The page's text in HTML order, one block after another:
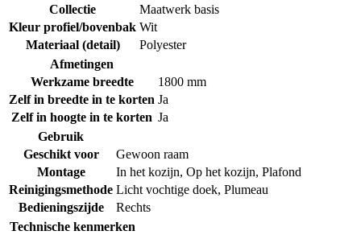
Collectie
Maatwerk basis
Kleur profiel/bovenbak Wit
Materiaal (detail)
Polyester
Afmetingen
Werkzame breedte
1800 mm
Zelf in breedte in te korten Ja
Zelf in hoogte in te korten Ja
Gebruik
Geschikt voor
Gewoon raam
Montage
In het kozijn, Op het kozijn, Plafond
Reinigingsmethode Licht vochtige doek, Plumeau
Bedieningszijde
Rechts
Technische kenmerken